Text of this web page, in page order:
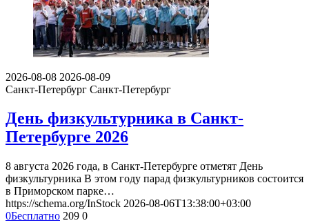
2026-08-08 2026-08-09
Санкт-Петербург Санкт-Петербург
День физкультурника в Санкт-
Петербурге 2026
8 августа 2026 года, в Санкт-Петербурге отметят День
физкультурника В этом году парад физкультурников состоится
в Приморском парке…
https://schema.org/InStock 2026-08-06T13:38:00+03:00
0Бесплатно 209 0